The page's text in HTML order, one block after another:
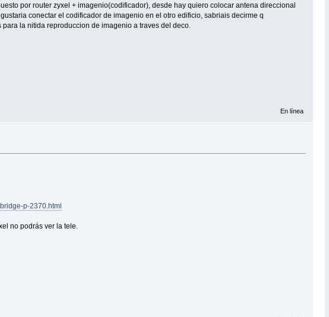
por router zyxel + imagenio(codificador), desde hay quiero colocar antena direccional
conectar el codificador de imagenio en el otro edificio, sabriais decirme q
la nitida reproduccion de imagenio a traves del deco.
En línea
p-2370.html
no podrás ver la tele.